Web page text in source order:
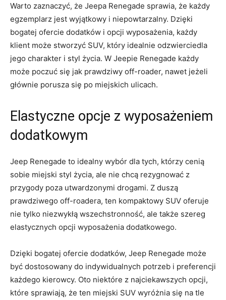
Warto zaznaczyć, że ⁤Jeepa Renegade sprawia, że każdy
egzemplarz⁤ jest ⁤wyjątkowy i niepowtarzalny. Dzięki
bogatej ofercie dodatków i opcji wyposażenia, każdy
klient może stworzyć ‍SUV, który idealnie odzwierciedla
jego charakter i ​styl życia.‌ W Jeepie Renegade każdy
może ⁤poczuć się jak prawdziwy off-roader, nawet jeżeli
głównie porusza się po miejskich⁤ ulicach.
Elastyczne opcje z ‍wyposażeniem
‍dodatkowym
Jeep Renegade ⁢to ⁣idealny ⁤wybór dla tych, którzy cenią
sobie miejski styl życia, ale‌ nie ‍chcą rezygnować ⁢z
przygody poza utwardzonymi drogami. Z duszą
prawdziwego⁣ off-roadera, ten kompaktowy SUV oferuje
nie tylko niezwykłą wszechstronność,⁣ ale także ‌szereg
elastycznych opcji wyposażenia ‌dodatkowego.
Dzięki bogatej ofercie dodatków, ⁣Jeep Renegade może
być dostosowany do indywidualnych potrzeb i preferencji
każdego kierowcy. Oto niektóre z ⁣najciekawszych opcji,
które sprawiają, że ten miejski ⁢SUV wyróżnia się na‍ tle